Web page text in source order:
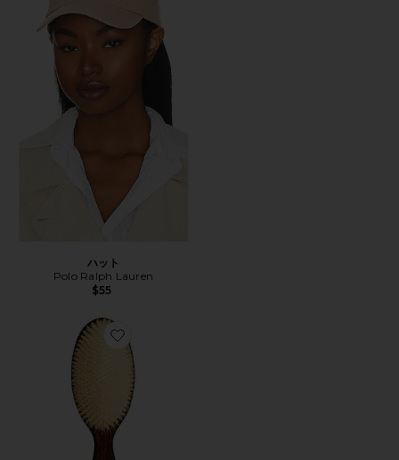
ハット
Polo Ralph Lauren
$55
Favorite THE MERMAID BRUSH ESSENTIAL BOAR